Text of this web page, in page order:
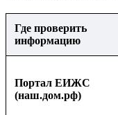
Где проверить
информацию
Портал ЕИЖС
(наш.дом.рф)